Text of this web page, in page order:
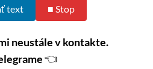
text ■ Stop
neustále v kontakte.
👈